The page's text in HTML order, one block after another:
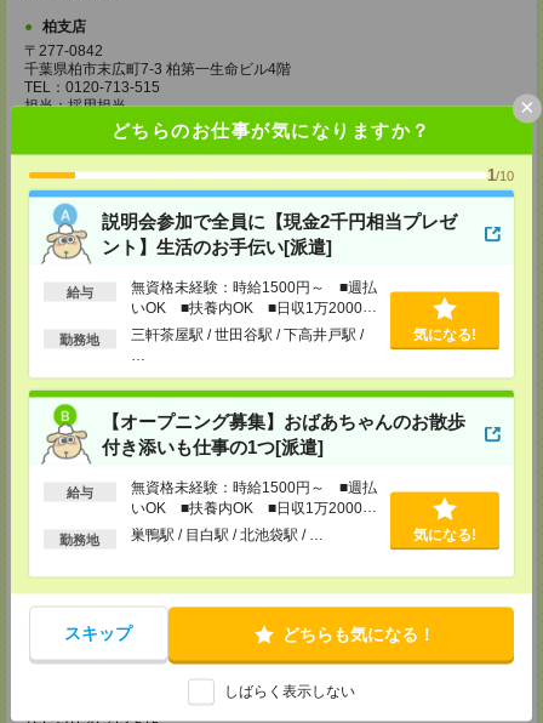
どちらのお仕事が気になりますか？
1/10
説明会参加で全員に【現金2千円相当プレゼ
ント】生活のお手伝い[派遣]
給与
無資格未経験：時給1500円～ ■週払
いOK ■扶養内OK ■日収1万2000円
以上
勤務地
三軒茶屋駅 / 世田谷駅 / 下高井戸駅 /
気になる!
【オープニング募集】おばあちゃんのお散歩
付き添いも仕事の1つ[派遣]
給与
無資格未経験：時給1500円～ ■週払
いOK ■扶養内OK ■日収1万2000円
以上
勤務地 巣鴨駅 / 目白駅 / 北池袋駅 / … 気になる!
スキップ どちらも気になる！
しばらく表示しない
×
柏支店
〒277-0842
千葉県柏市末広町7-3 柏第一生命ビル4階
TEL：0120-713-515
担当：採用担当
八王子支店
TEL：0120-713-515
担当：採用担当
町田支店
〒194-0022 東京都町田市森野1-33-11 町田森野ビル1階
TEL：0120-713-515
担当：採用担当
越谷支店
埼玉県越谷市弥生町1-4 越谷弥生ビル3階
TEL：0120-713-515
担当：採用担当
厚木支店
TEL：0120-713-515
藤沢支店
〒251-0025
神奈川県藤沢市鵠沼石上1丁目5番2号
日本生命藤沢ビル2階
TEL：0120-713-515
担当：採用担当
〒400-0031 山梨県甲府市丸の内2-30-3 甲府丸の内ビル5階